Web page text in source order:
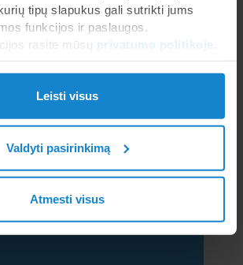
tipų slapukus gali sutrikti jums
funkcijos ir paslaugos.
rasite mūsų privatumo politikoje
Leisti visus
Valdyti pasirinkimą
Atmesti visus
CloudSPA – jūsų kasdienis poilsis